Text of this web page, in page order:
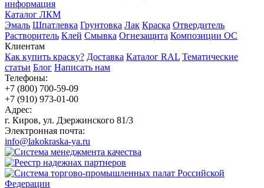
информация
Каталог ЛКМ
Эмаль Шпатлевка Грунтовка Лак Краска Отвердитель
Растворитель Клей Смывка Огнезащита Композиции ОС
Клиентам
Как купить краску? Доставка Каталог RAL Тематические
статьи Блог Написать нам
Телефоны:
+7 (800) 700-59-09
+7 (910) 973-01-00
Адрес:
г. Киров, ул. Дзержинского 81/3
Электронная почта:
info@lakokraska-ya.ru